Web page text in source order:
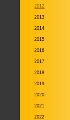
2012
2013
2014
2015
2016
2017
2018
2019
2020
2021
2022